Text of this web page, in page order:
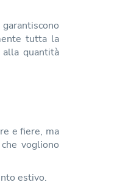
tutta la
quantità
e fiere, ma
vogliono
estivo.